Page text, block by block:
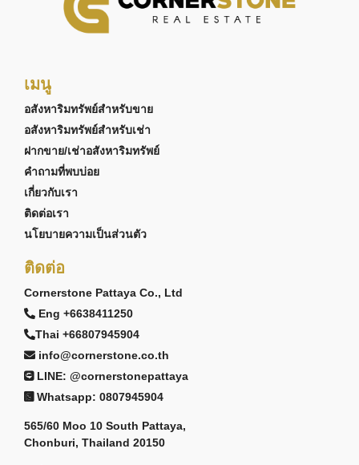
เมนู
อสังหาริมทรัพย์สำหรับขาย
อสังหาริมทรัพย์สำหรับเช่า
ฝากขาย/เช่าอสังหาริมทรัพย์
คำถามที่พบบ่อย
เกี่ยวกับเรา
ติดต่อเรา
นโยบายความเป็นส่วนตัว
ติดต่อ
Cornerstone Pattaya Co., Ltd
Eng +6638411250
Thai +66807945904
info@cornerstone.co.th
LINE: @cornerstonepattaya
Whatsapp: 0807945904
565/60 Moo 10 South Pattaya,
Chonburi, Thailand 20150